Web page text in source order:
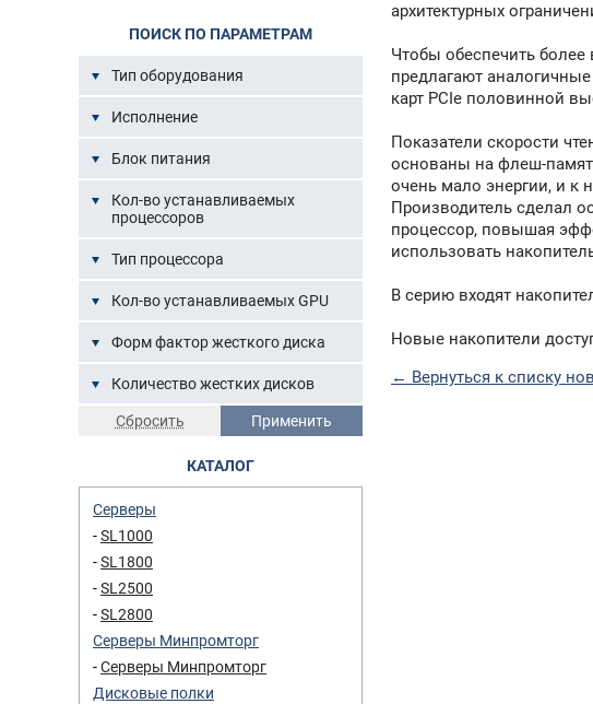
ПОИСК ПО ПАРАМЕТРАМ
Тип оборудования
Исполнение
Блок питания
Кол-во устанавливаемых
процессоров
Тип процессора
Кол-во устанавливаемых GPU
Форм фактор жесткого диска
Количество жестких дисков
КАТАЛОГ
Серверы
SL1000
SL1800
SL2500
SL2800
Серверы Минпромторг
Серверы Минпромторг
Дисковые полки
архитектурных
Чтобы обеспечить
предлагают
карт PCIe половинной
Показатели скорости
основаны на флеш-
очень мало энергии, и к
Производитель сделал
процессор, повышая
использовать
В серию входят
Новые накопители
← Вернуться к списку